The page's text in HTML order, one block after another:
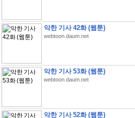
악한 기사 42화 (웹툰)
webtoon.daum.net
악한 기사 53화 (웹툰)
webtoon.daum.net
악한 기사 52화 (웹툰)